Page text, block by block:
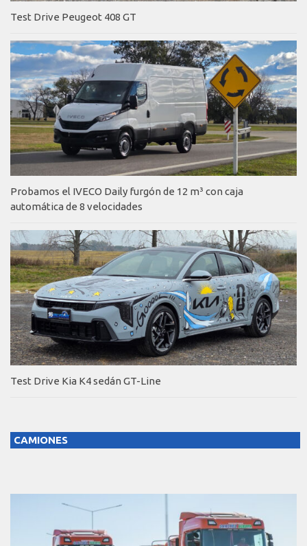
Test Drive Peugeot 408 GT
Probamos el IVECO Daily furgón de 12 m³ con caja
automática de 8 velocidades
Test Drive Kia K4 sedán GT-Line
CAMIONES